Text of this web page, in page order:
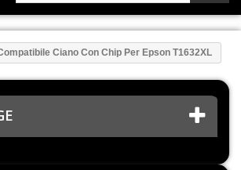
Ciano Con Chip Per Epson T1632XL